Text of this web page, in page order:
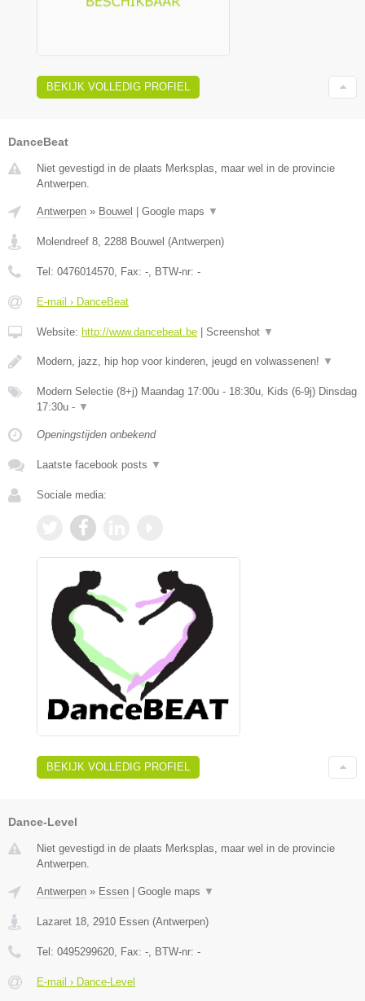
BEKIJK VOLLEDIG PROFIEL
DanceBeat
Niet gevestigd in de plaats Merksplas, maar wel in de provincie
Antwerpen.
Antwerpen » Bouwel Google maps ▼
Molendreef 8, 2288 Bouwel (Antwerpen)
Tel: 0476014570, Fax: -, BTW-nr: -
E-mail › DanceBeat
Website: http://www.dancebeat.be Screenshot ▼
Modern, jazz, hip hop voor kinderen, jeugd en volwassenen! ▼
Modern Selectie (8+j) Maandag 17:00u - 18:30u, Kids (6-9j) Dinsdag
17:30u - ▼
Openingstijden onbekend
Laatste facebook posts ▼
Sociale media:
BEKIJK VOLLEDIG PROFIEL
Dance-Level
Niet gevestigd in de plaats Merksplas, maar wel in de provincie
Antwerpen.
Antwerpen » Essen Google maps ▼
Lazaret 18, 2910 Essen (Antwerpen)
Tel: 0495299620, Fax: -, BTW-nr: -
E-mail › Dance-Level